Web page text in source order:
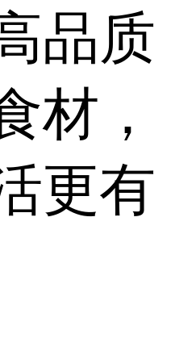
品质
材，
更有